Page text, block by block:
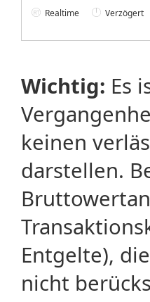
Realtime Verzögert
Wichtig: Es
keinen
darstellen.
Entgelte),
nicht